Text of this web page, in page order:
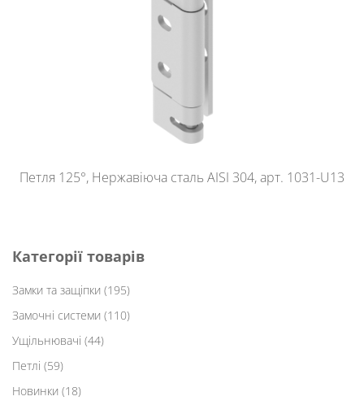
Петля 125°, Нержавіюча сталь AISI 304, арт. 1031-U13
Категорії товарів
Замки та защіпки (195)
Замочні системи (110)
Ущільнювачі (44)
Петлі (59)
Новинки (18)